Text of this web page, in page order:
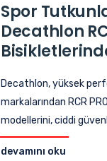
Spor
Decathlon
Decathlon, yüksek
markalarından RCR
modellerini, ciddi
devamını oku